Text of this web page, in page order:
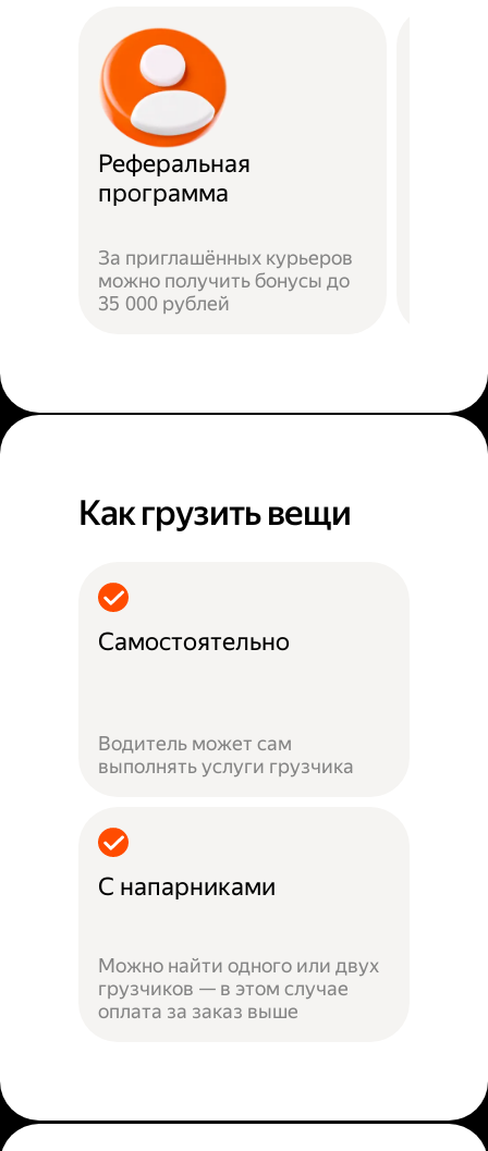
Реферальная
программа
За приглашённых курьеров
можно получить бонусы до
35 000 рублей
Как грузить вещи
Самостоятельно
Водитель может сам
выполнять услуги грузчика
С напарниками
Можно найти одного или двух
грузчиков — в этом случае
оплата за заказ выше